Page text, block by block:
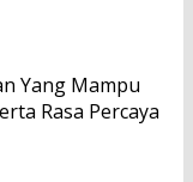
Yang Mampu
Rasa Percaya